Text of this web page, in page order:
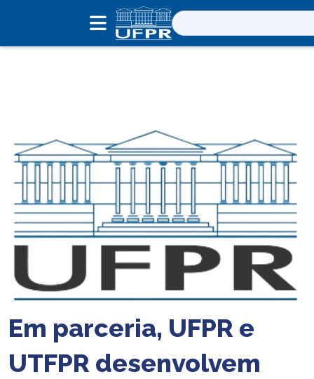
Pesquisar
por:
Em parceria, UFPR e
UTFPR desenvolvem